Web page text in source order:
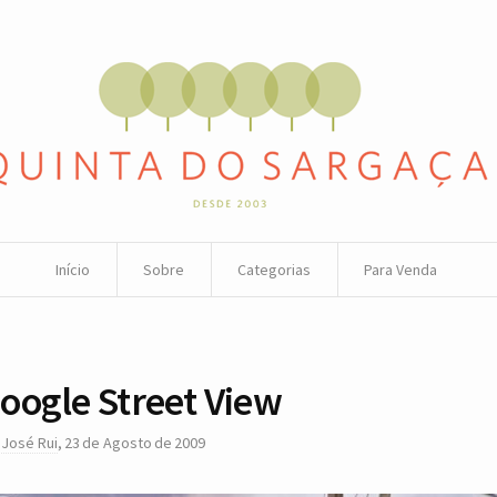
Início Sobre Categorias Para Venda
Street View
José Rui, 23 de Agosto de 2009